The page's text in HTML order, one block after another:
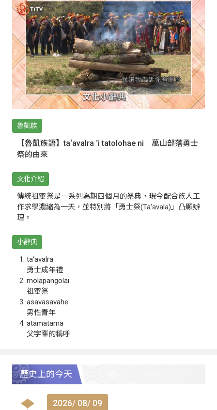
魯凱族
【魯凱族語】ta‘avalra ‘i tatolohae ni｜萬山部落勇士
祭的由來
文化介紹
傳統祖靈祭是一系列為期四個月的祭典，現今配合族人工
作求學濃縮為一天，並特別將「勇士祭(Ta‘avala)」凸顯辦
理。
小辭典
ta‘avalra
勇士成年禮
molapangolai
祖靈祭
asavasavahe
男性青年
atamatama
父字輩的稱呼
歷史上的今天
2026/ 08/ 09